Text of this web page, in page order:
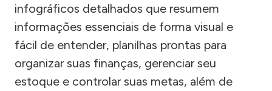
infográficos detalhados que resumem
informações essenciais de forma visual e
fácil de entender, planilhas prontas para
organizar suas finanças, gerenciar seu
estoque e controlar suas metas, além de